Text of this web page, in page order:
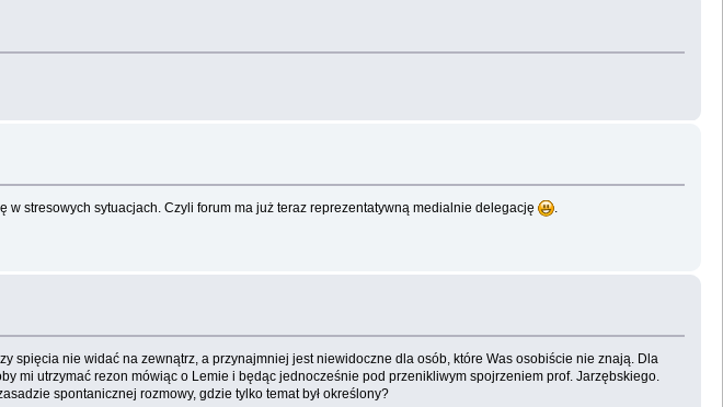
stresowych sytuacjach. Czyli forum ma już teraz reprezentatywną medialnie delegację
.
spięcia nie widać na zewnątrz, a przynajmniej jest niewidoczne dla osób, które Was osobiście nie znają. Dla
mi utrzymać rezon mówiąc o Lemie i będąc jednocześnie pod przenikliwym spojrzeniem prof. Jarzębskiego.
spontanicznej rozmowy, gdzie tylko temat był określony?